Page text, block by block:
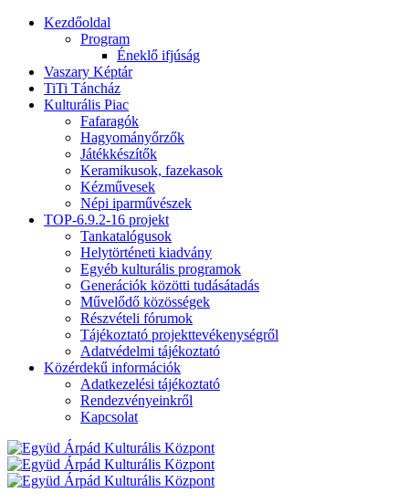
Kezdőoldal
Program
Éneklő ifjúság
Vaszary Képtár
TiTi Táncház
Kulturális Piac
Fafaragók
Hagyományőrzők
Játékkészítők
Keramikusok, fazekasok
Kézművesek
Népi iparművészek
TOP-6.9.2-16 projekt
Tankatalógusok
Helytörténeti kiadvány
Egyéb kulturális programok
Generációk közötti tudásátadás
Művelődő közösségek
Részvételi fórumok
Tájékoztató projekttevékenységről
Adatvédelmi tájékoztató
Közérdekű információk
Adatkezelési tájékoztató
Rendezvényeinkről
Kapcsolat